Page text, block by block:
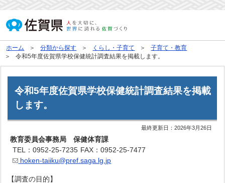
ホーム 分類から探す くらし・子育て
子育て・教育
令和5年度佐賀県学校保健統計調査結果を掲載します。
令和5年度佐賀県学校保健統計調査結果を掲載
します。
最終更新日：2026年3月26日
教育委員会事務局 保健体育課
TEL：0952-25-7235 FAX：0952-25-7477
hoken-taiiku@pref.saga.lg.jp
【調査の目的】